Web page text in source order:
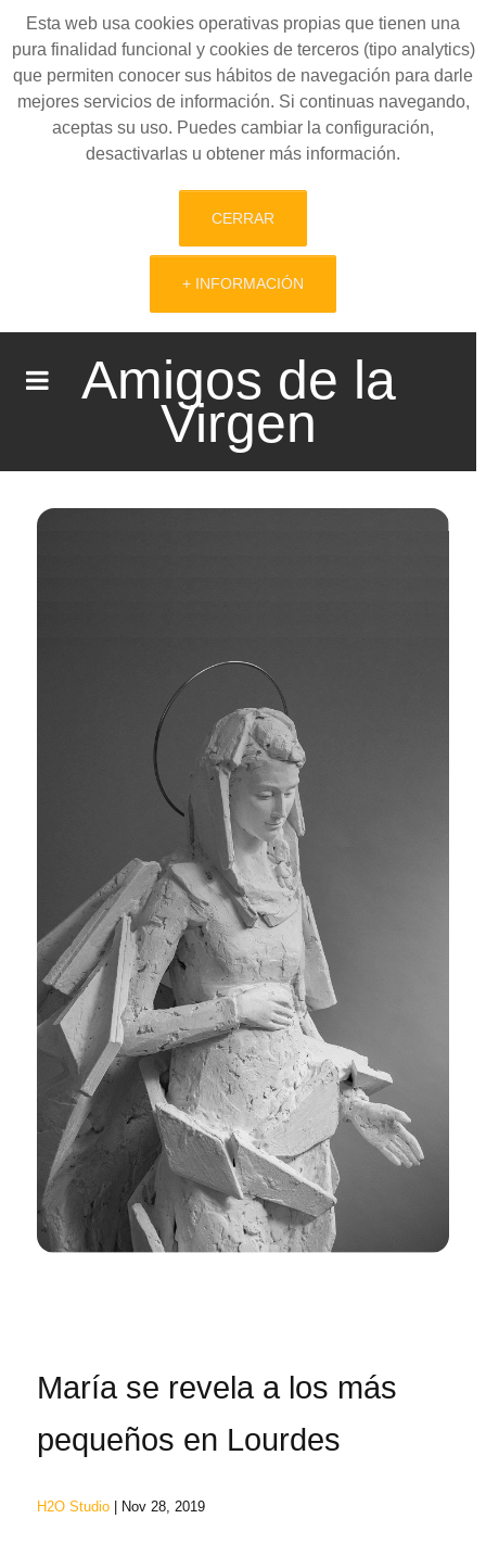
Esta web usa cookies operativas propias que tienen una
pura finalidad funcional y cookies de terceros (tipo analytics)
que permiten conocer sus hábitos de navegación para darle
mejores servicios de información. Si continuas navegando,
aceptas su uso. Puedes cambiar la configuración,
desactivarlas u obtener más información.
CERRAR
+ INFORMACIÓN
Amigos de la
Virgen
María se revela a los más
pequeños en Lourdes
H2O Studio | Nov 28, 2019